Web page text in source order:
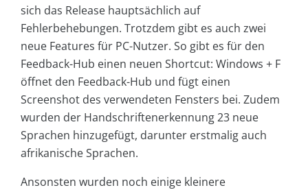
sich das Release hauptsächlich auf
Fehlerbehebungen. Trotzdem gibt es auch zwei
neue Features für PC-Nutzer. So gibt es für den
Feedback-Hub einen neuen Shortcut: Windows + F
öffnet den Feedback-Hub und fügt einen
Screenshot des verwendeten Fensters bei. Zudem
wurden der Handschriftenerkennung 23 neue
Sprachen hinzugefügt, darunter erstmalig auch
afrikanische Sprachen.
Ansonsten wurden noch einige kleinere